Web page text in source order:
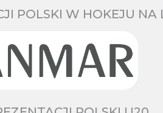
POLSKI W HOKEJU NA